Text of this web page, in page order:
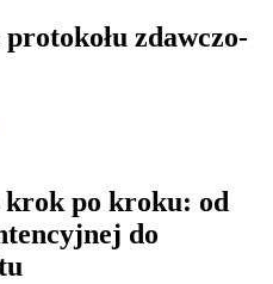
zdawczo-
krok po kroku: od
do